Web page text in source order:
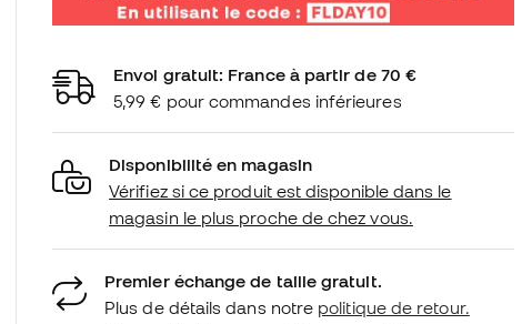
Envoi gratuit: France à partir de 70 €
5,99 € pour commandes inférieures
Disponibilité en magasin
Vérifiez si ce produit est disponible dans le
magasin le plus proche de chez vous.
Premier échange de taille gratuit.
Plus de détails dans notre politique de retour.